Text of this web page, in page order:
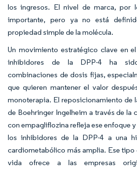
los ingresos. El nivel de marca, por
importante, pero ya no está
propiedad simple de la molécula.
Un movimiento estratégico clave en
inhibidores de la DPP-4 ha
combinaciones de dosis fijas,
que quieren mantener el valor
monoterapia. El reposicionamiento de
de Boehringer Ingelheim a través de la
con empagliflozina refleja ese enfoque
los inhibidores de la DPP-4 a una
cardiometabólico más amplia. Ese tipo
vida ofrece a las empresas